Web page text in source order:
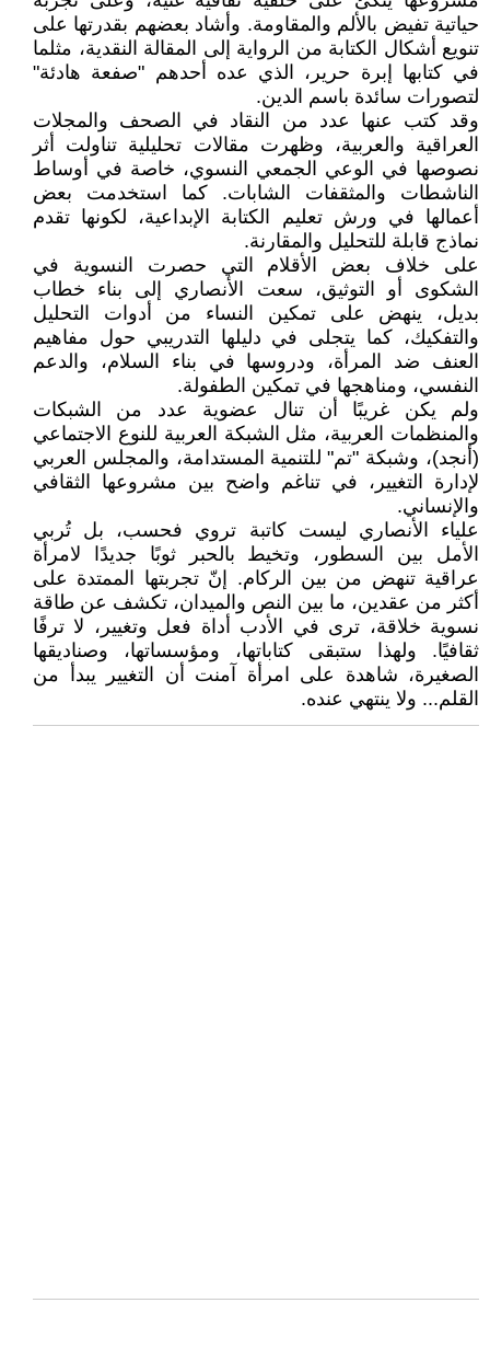
حياتية تفيض بالألم والمقاومة. وأشاد بعضهم بقدرتها على
تنويع أشكال الكتابة من الرواية إلى المقالة النقدية، مثلما
في كتابها إبرة حرير، الذي عده أحدهم "صفعة هادئة"
لتصورات سائدة باسم الدين.
وقد كتب عنها عدد من النقاد في الصحف والمجلات
العراقية والعربية، وظهرت مقالات تحليلية تناولت أثر
نصوصها في الوعي الجمعي النسوي، خاصة في أوساط
الناشطات والمثقفات الشابات. كما استخدمت بعض
أعمالها في ورش تعليم الكتابة الإبداعية، لكونها تقدم
نماذج قابلة للتحليل والمقارنة.
على خلاف بعض الأقلام التي حصرت النسوية في
الشكوى أو التوثيق، سعت الأنصاري إلى بناء خطاب
بديل، ينهض على تمكين النساء من أدوات التحليل
والتفكيك، كما يتجلى في دليلها التدريبي حول مفاهيم
العنف ضد المرأة، ودروسها في بناء السلام، والدعم
النفسي، ومناهجها في تمكين الطفولة.
ولم يكن غريبًا أن تنال عضوية عدد من الشبكات
والمنظمات العربية، مثل الشبكة العربية للنوع الاجتماعي
(أنجد)، وشبكة "تم" للتنمية المستدامة، والمجلس العربي
لإدارة التغيير، في تناغم واضح بين مشروعها الثقافي
والإنساني.
علياء الأنصاري ليست كاتبة تروي فحسب، بل تُربي
الأمل بين السطور، وتخيط بالحبر ثوبًا جديدًا لامرأة
عراقية تنهض من بين الركام. إنّ تجربتها الممتدة على
أكثر من عقدين، ما بين النص والميدان، تكشف عن طاقة
نسوية خلاقة، ترى في الأدب أداة فعل وتغيير، لا ترفًا
ثقافيًا. ولهذا ستبقى كتاباتها، ومؤسساتها، وصناديقها
الصغيرة، شاهدة على امرأة آمنت أن التغيير يبدأ من
القلم... ولا ينتهي عنده.